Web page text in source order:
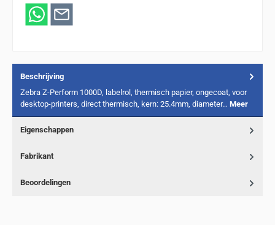
Beschrijving
Zebra Z-Perform 1000D, labelrol, thermisch papier, ongecoat, voor
desktop-printers, direct thermisch, kern: 25.4mm, diameter… Meer
Eigenschappen
Fabrikant
Beoordelingen